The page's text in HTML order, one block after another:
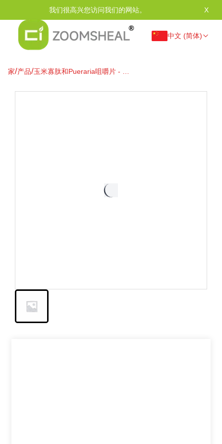
我们很高兴您访问我们的网站。 X
中文 (简体)
家/产品/玉米寡肽和Pueraria咀嚼片 - 肝